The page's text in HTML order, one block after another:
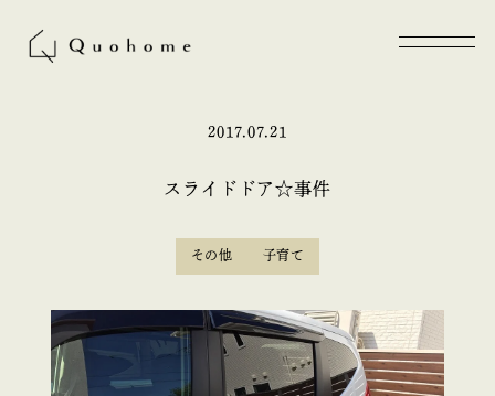
2017.07.21
スライドドア☆事件
その他 子育て